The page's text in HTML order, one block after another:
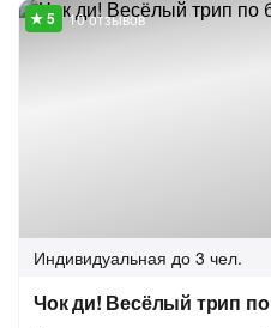
10 отзывов
Индивидуальная до 3 чел.
Чок ди! Весёлый трип